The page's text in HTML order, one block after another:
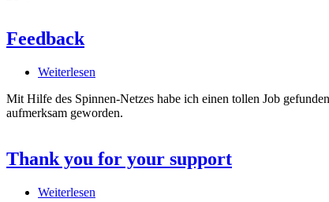
Feedback
Weiterlesen
Mit Hilfe des Spinnen-Netzes habe ich einen tollen Job
aufmerksam geworden.
Thank you for your support
Weiterlesen